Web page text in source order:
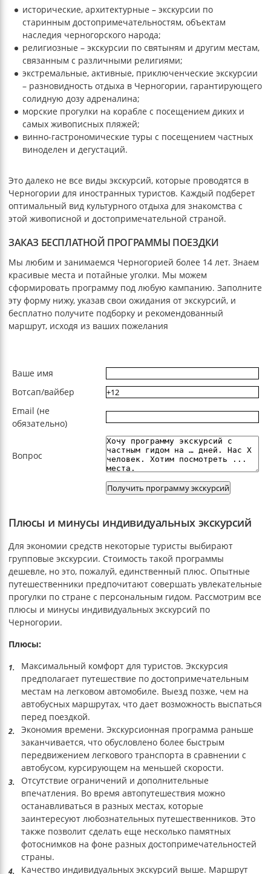
исторические, архитектурные – экскурсии по
старинным достопримечательностям, объектам
наследия черногорского народа;
религиозные – экскурсии по святыням и другим местам,
связанным с различными религиями;
экстремальные, активные, приключенческие экскурсии
– разновидность отдыха в Черногории, гарантирующего
солидную дозу адреналина;
морские прогулки на корабле с посещением диких и
самых живописных пляжей;
винно-гастрономические туры с посещением частных
виноделен и дегустаций.
Это далеко не все виды экскурсий, которые проводятся в
Черногории для иностранных туристов. Каждый подберет
оптимальный вид культурного отдыха для знакомства с
этой живописной и достопримечательной страной.
ЗАКАЗ БЕСПЛАТНОЙ ПРОГРАММЫ ПОЕЗДКИ
Мы любим и занимаемся Черногорией более 14 лет. Знаем
красивые места и потайные уголки. Мы можем
сформировать программу под любую кампанию. Заполните
эту форму нижу, указав свои ожидания от экскурсий, и
бесплатно получите подборку и рекомендованный
маршрут, исходя из ваших пожелания
Ваше имя
Вотсап/вайбер
Email (не
обязательно)
Вопрос
Плюсы и минусы индивидуальных экскурсий
Для экономии средств некоторые туристы выбирают
групповые экскурсии. Стоимость такой программы
дешевле, но это, пожалуй, единственный плюс. Опытные
путешественники предпочитают совершать увлекательные
прогулки по стране с персональным гидом. Рассмотрим все
плюсы и минусы индивидуальных экскурсий по
Черногории.
Плюсы:
Максимальный комфорт для туристов. Экскурсия
предполагает путешествие по достопримечательным
местам на легковом автомобиле. Выезд позже, чем на
автобусных маршрутах, что дает возможность выспаться
перед поездкой.
Экономия времени. Экскурсионная программа раньше
заканчивается, что обусловлено более быстрым
передвижением легкового транспорта в сравнении с
автобусом, курсирующем на меньшей скорости.
Отсутствие ограничений и дополнительные
впечатления. Во время автопутешествия можно
останавливаться в разных местах, которые
заинтересуют любознательных путешественников. Это
также позволит сделать еще несколько памятных
фотоснимков на фоне разных достопримечательностей
страны.
Качество индивидуальных экскурсий выше. Маршрут